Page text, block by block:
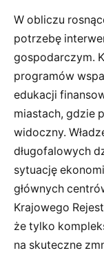
W obliczu
potrzebę
gospodarczym.
programów
edukacji
miastach, gdzie
widoczny.
długofalowych
sytuację
głównych
Krajowego
że tylko
na skuteczne